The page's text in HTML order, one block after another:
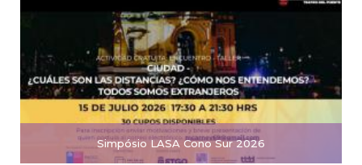
Simpósio LASA Cono Sur 2026